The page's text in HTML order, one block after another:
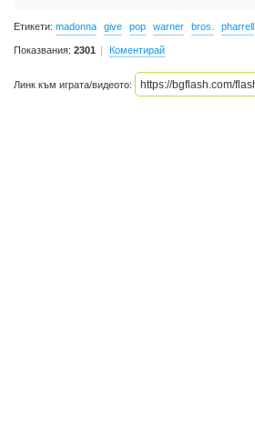
Етикети: madonna give pop warner bros. pharrell
Показвания: 2301 Коментирай
Линк към играта/видеото: